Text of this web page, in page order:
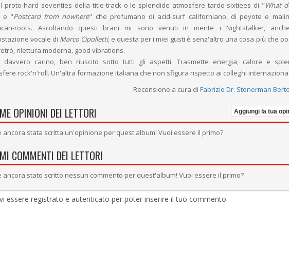
proto-hard seventies della title-track o le splendide atmosfere tardo-sixtiees di "What
e "Postcard from nowhere" che profumano di acid-surf californiano, di peyote e
roots. Ascoltando questi brani mi sono venuti in mente i Nightstalker,
vocale di Marco Cipolletti, e questa per i miei gusti è senz'altro una cosa più che
rilettura moderna, good vibrations.
davvero carino, ben riuscito sotto tutti gli aspetti. Trasmette energia, calore e
rock'n'roll. Un'altra formazione italiana che non sfigura rispetto ai colleghi
Recensione a cura di Fabrizio Dr. Stonerman
OPINIONI DEI LETTORI Aggiungi la tua
ancora stata scritta un'opinione per quest'album! Vuoi essere il primo?
COMMENTI DEI LETTORI
ancora stato scritto nessun commento per quest'album! Vuoi essere il primo?